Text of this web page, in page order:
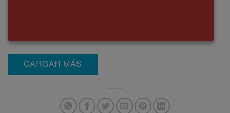
CARGAR MÁS